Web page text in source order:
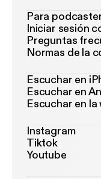
Para
Iniciar sesión
Preguntas
Normas de la
Escuchar en
Escuchar en
Escuchar en la
Instagram
Tiktok
Youtube